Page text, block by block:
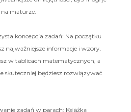
maturze.
koncepcja zadań: Na początku
najważniejsze informacje i wzory.
w tablicach matematycznych, a
skuteczniej będziesz rozwiązywać
zadań w parach: Książka